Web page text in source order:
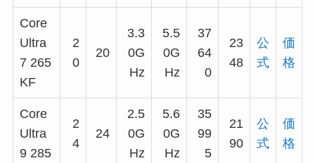
Core
Ultra
7 265
KF
2
0
20
3.3
0G
Hz
5.5
0G
Hz
37
64
0
23
48
公
式
価
格
Core
Ultra
9 285
2
4
24
2.5
0G
Hz
5.6
0G
Hz
35
99
5
21
90
公
式
価
格